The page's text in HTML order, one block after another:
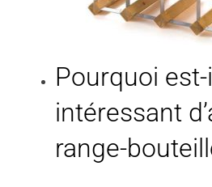
Pourquoi est-
intéressant
range-